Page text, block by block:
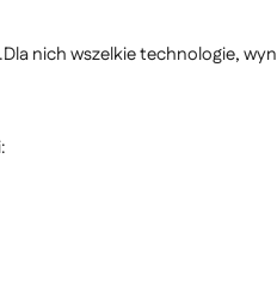
nich wszelkie technologie,